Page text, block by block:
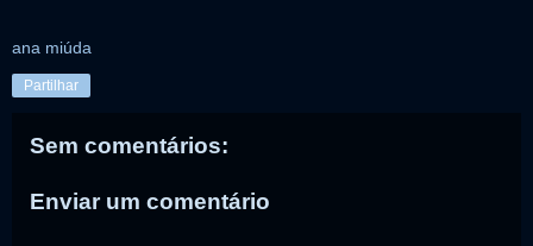
ana miúda
Partilhar
Sem comentários:
Enviar um comentário